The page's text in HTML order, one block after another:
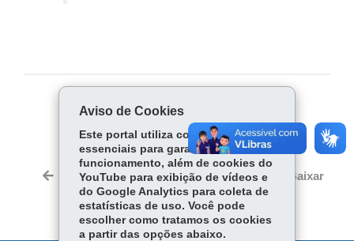
COMPARTILHE:
Fa
ce
bo
ok
Tw
itt
er
W
ha
ts
Ap
p
Voltar Início Imprimir Baixar
Aviso de Cookies
Este portal utiliza cookies
essenciais para garantir seu
funcionamento, além de cookies do
YouTube para exibição de vídeos e
do Google Analytics para coleta de
estatísticas de uso. Você pode
escolher como tratamos os cookies
a partir das opções abaixo.